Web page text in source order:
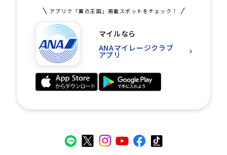
アプリで「翼の王国」掲載スポットをチェック！
マイルなら
ANAマイレージクラブ
アプリ